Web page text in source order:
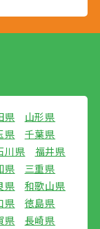
県
山形県
県
千葉県
川県
福井県
県
三重県
県
和歌山県
県
徳島県
県
長崎県